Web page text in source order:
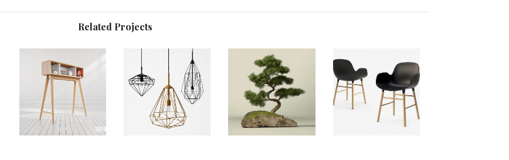
Related Projects